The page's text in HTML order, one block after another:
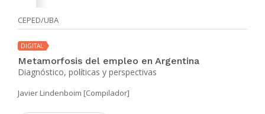
CEPED/UBA
DIGITAL
Metamorfosis del empleo en Argentina
Diagnóstico, políticas y perspectivas
Javier Lindenboim [Compilador]